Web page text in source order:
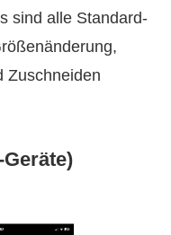
sind alle Standard-
Zuschneiden